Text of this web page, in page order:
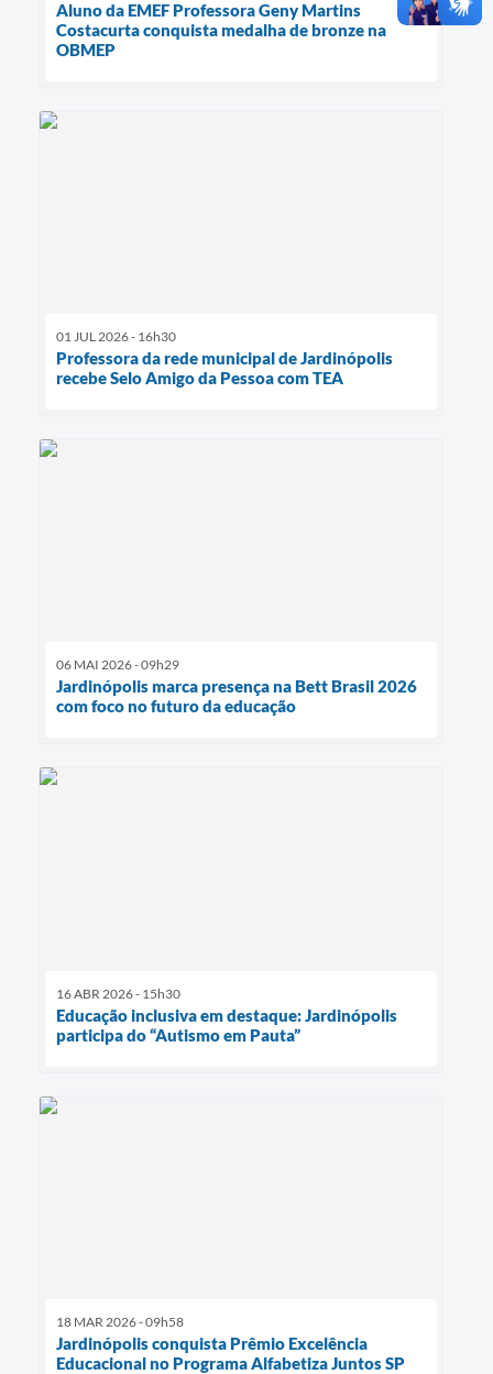
Aluno da EMEF Professora Geny Martins
Costacurta conquista medalha de bronze na
OBMEP
01 JUL 2026 - 16h30
Professora da rede municipal de Jardinópolis
recebe Selo Amigo da Pessoa com TEA
06 MAI 2026 - 09h29
Jardinópolis marca presença na Bett Brasil 2026
com foco no futuro da educação
16 ABR 2026 - 15h30
Educação inclusiva em destaque: Jardinópolis
participa do “Autismo em Pauta”
18 MAR 2026 - 09h58
Jardinópolis conquista Prêmio Excelência
Educacional no Programa Alfabetiza Juntos SP